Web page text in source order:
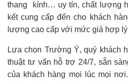
thang kính… uy tín, chất lượng
kết cung cấp đến cho khách
lượng cao cấp với mức giá hợp lý
Lựa chọn Trường Ý, quý khách
thuật tư vấn hỗ trợ 24/7, sẵn
của khách hàng mọi lúc mọi